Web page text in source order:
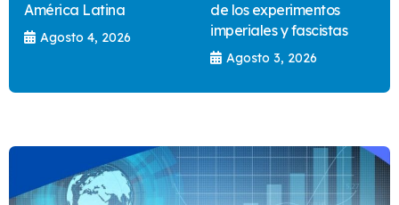
América Latina
Agosto 4, 2026
de los experimentos
imperiales y fascistas
Agosto 3, 2026